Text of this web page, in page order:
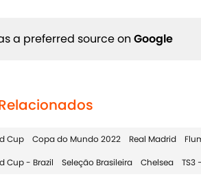
a preferred source on Google
Cup Copa do Mundo 2022 Real Madrid
Cup - Brazil
Seleção Brasileira Chelsea TS3